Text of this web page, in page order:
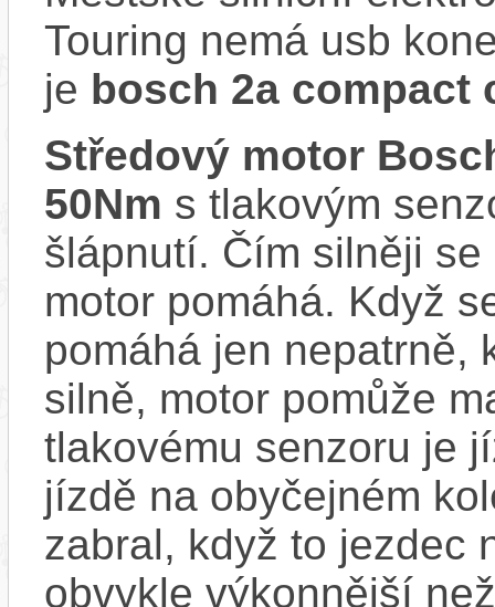
Touring nemá usb
je bosch 2a compact
Středový motor
50Nm s tlakovým
šlápnutí. Čím silněji
motor pomáhá. Když
pomáhá jen nepatrně,
silně, motor pomůže
tlakovému senzoru je
jízdě na obyčejném
zabral, když to jezdec
obvykle výkonnější